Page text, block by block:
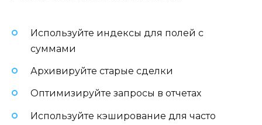
Используйте индексы для полей с
суммами
Архивируйте старые сделки
Оптимизируйте запросы в отчетах
Используйте кэширование для часто